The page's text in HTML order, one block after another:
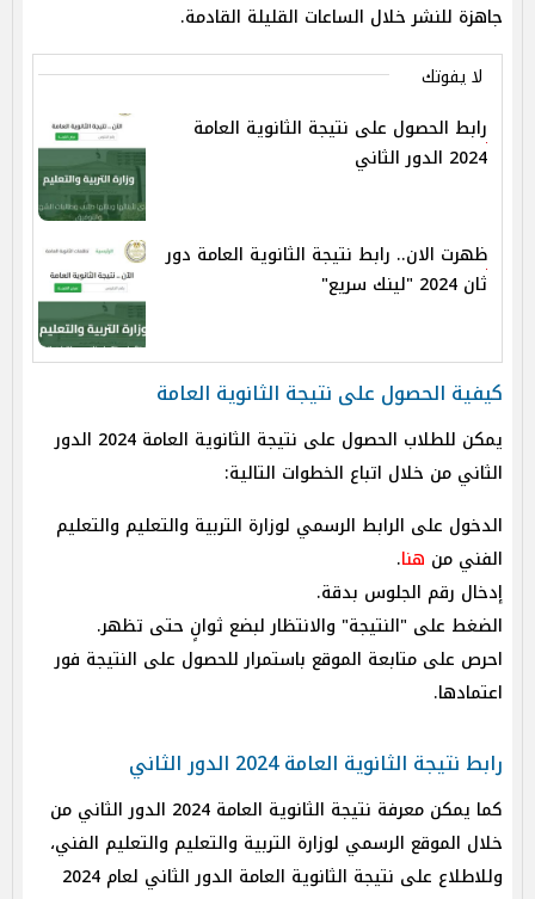
جاهزة للنشر خلال الساعات القليلة القادمة.
لا يفوتك
رابط الحصول على نتيجة الثانوية العامة
2024 الدور الثاني
ظهرت الان.. رابط نتيجة الثانوية العامة دور
ثان 2024 "لينك سريع"
كيفية الحصول على نتيجة الثانوية العامة
يمكن للطلاب الحصول على نتيجة الثانوية العامة 2024 الدور
الثاني من خلال اتباع الخطوات التالية:
الدخول على الرابط الرسمي لوزارة التربية والتعليم والتعليم
الفني من هنا.
إدخال رقم الجلوس بدقة.
الضغط على "النتيجة" والانتظار لبضع ثوانٍ حتى تظهر.
احرص على متابعة الموقع باستمرار للحصول على النتيجة فور
اعتمادها.
رابط نتيجة الثانوية العامة 2024 الدور الثاني
كما يمكن معرفة نتيجة الثانوية العامة 2024 الدور الثاني من
خلال الموقع الرسمي لوزارة التربية والتعليم والتعليم الفني،
وللاطلاع على نتيجة الثانوية العامة الدور الثاني لعام 2024